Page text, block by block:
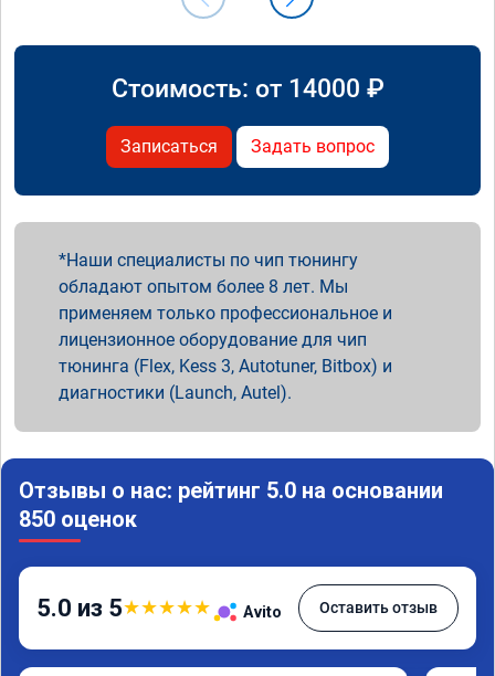
Стоимость: от 14000 ₽
Записаться Задать вопрос
Наши специалисты по чип тюнингу
обладают опытом более 8 лет. Мы
применяем только профессиональное и
лицензионное оборудование для чип
тюнинга (Flex, Kess 3, Autotuner, Bitbox) и
диагностики (Launch, Autel).
Отзывы о нас: рейтинг 5.0 на основании
850 оценок
5.0 из 5★★★★★ Avito Оставить отзыв